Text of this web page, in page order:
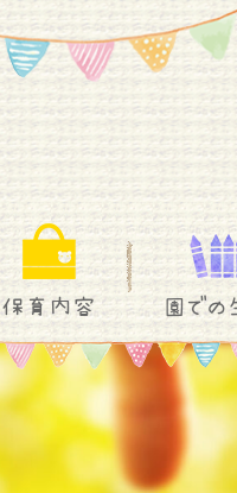
保育内容 園での